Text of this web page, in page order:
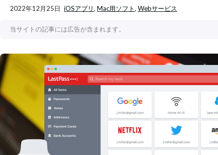
2022年12月25日 iOSアプリ,Mac用ソフト,Webサービス
当サイトの記事には広告が含まれます。